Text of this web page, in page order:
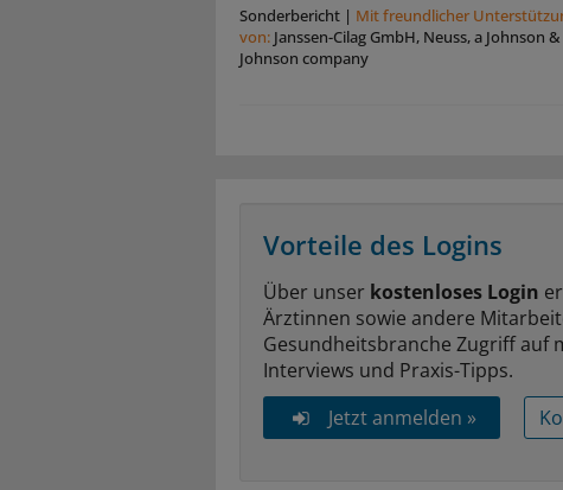
Sonderbericht | Mit freundlicher
von: Janssen-Cilag GmbH, Neuss, a Johnson &
Johnson company
Vorteile des Logins
Über unser kostenloses Login
Ärztinnen sowie andere
Gesundheitsbranche Zugriff auf
Interviews und Praxis-Tipps.
Jetzt anmelden »